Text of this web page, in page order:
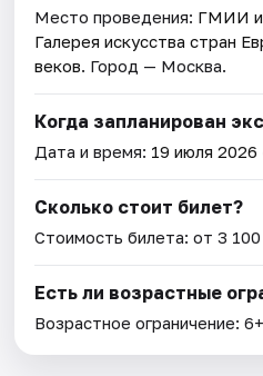
Место проведения: ГМИИ
Галерея искусства стран
веков. Город — Москва.
Когда запланирован
Дата и время: 19 июля 2026
Сколько стоит билет?
Стоимость билета: от 3
Есть ли возрастные
Возрастное ограничение: